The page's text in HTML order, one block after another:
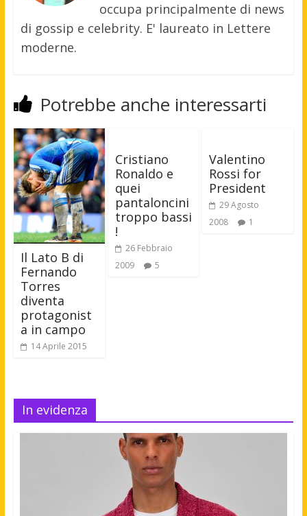
occupa principalmente di news
di gossip e celebrity. E' laureato in Lettere
moderne.
Potrebbe anche interessarti
Il Lato B di
Fernando
Torres
diventa
protagonist
a in campo
14 Aprile 2015
Cristiano
Ronaldo e
quei
pantaloncini
troppo bassi
!
26 Febbraio
2009
5
Valentino
Rossi for
President
29 Agosto
2008
1
In evidenza